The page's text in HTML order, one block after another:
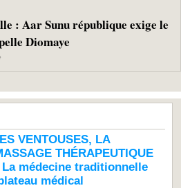
: Aar Sunu république exige le
Diomaye
VENTOUSES, LA
THÉRAPEUTIQUE
La médecine traditionnelle
médical